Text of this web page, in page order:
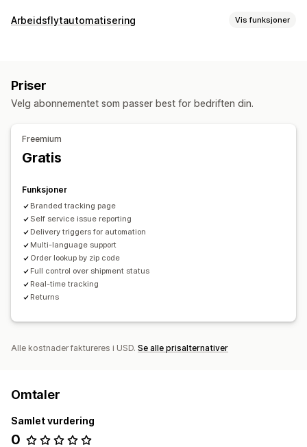
Sporing
Varsler
Automasjoner
Arbeidsflytautomatisering Vis funksjoner
Priser
Velg abonnementet som passer best for bedriften din.
Freemium
Gratis
Funksjoner
Branded tracking page
Self service issue reporting
Delivery triggers for automation
Multi-language support
Order lookup by zip code
Full control over shipment status
Real-time tracking
Returns
Alle kostnader faktureres i USD. Se alle prisalternativer
Omtaler
Samlet vurdering
0